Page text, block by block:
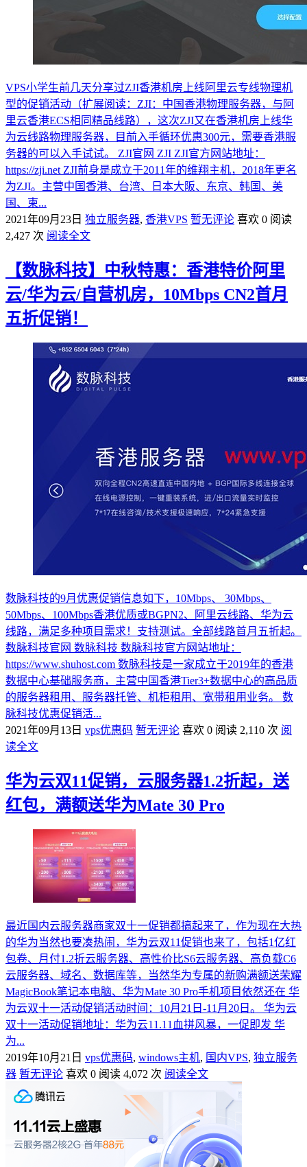
VPS小学生前几天分享过ZJI香港机房上线阿里云专线物理机
型的促销活动（扩展阅读：ZJI：中国香港物理服务器，与阿
里云香港ECS相同精品线路），这次ZJI又在香港机房上线华
为云线路物理服务器，目前入手循环优惠300元，需要香港服
务器的可以入手试试。 ZJI官网 ZJI ZJI官方网站地址：
https://zji.net ZJI前身是成立于2011年的维翔主机，2018年更名
为ZJI。主营中国香港、台湾、日本大阪、东京、韩国、美
国、柬...
2021年09月23日 独立服务器, 香港VPS 暂无评论 喜欢 0 阅读
2,427 次 阅读全文
【数脉科技】中秋特惠：香港特价阿里
云/华为云/自营机房，10Mbps CN2首月
五折促销！
数脉科技的9月优惠促销信息如下，10Mbps、 30Mbps、
50Mbps、100Mbps香港优质或BGPN2、阿里云线路、华为云
线路，满足多种项目需求！支持测试。全部线路首月五折起。
数脉科技官网 数脉科技 数脉科技官方网站地址：
https://www.shuhost.com 数脉科技是一家成立于2019年的香港
数据中心基础服务商，主营中国香港Tier3+数据中心的高品质
的服务器租用、服务器托管、机柜租用、宽带租用业务。 数
脉科技优惠促销活...
2021年09月13日 vps优惠码 暂无评论 喜欢 0 阅读 2,110 次 阅
读全文
华为云双11促销，云服务器1.2折起，送
红包，满额送华为Mate 30 Pro
最近国内云服务器商家双十一促销都搞起来了，作为现在大热
的华为当然也要凑热闹，华为云双11促销也来了，包括1亿红
包卷、月付1.2折云服务器、高性价比S6云服务器、高负载C6
云服务器、域名、数据库等，当然华为专属的新购满额送荣耀
MagicBook笔记本电脑、华为Mate 30 Pro手机项目依然还在 华
为云双十一活动促销活动时间：10月21日-11月20日。 华为云
双十一活动促销地址：华为云11.11血拼风暴，一促即发 华
为...
2019年10月21日 vps优惠码, windows主机, 国内VPS, 独立服务
器 暂无评论 喜欢 0 阅读 4,072 次 阅读全文